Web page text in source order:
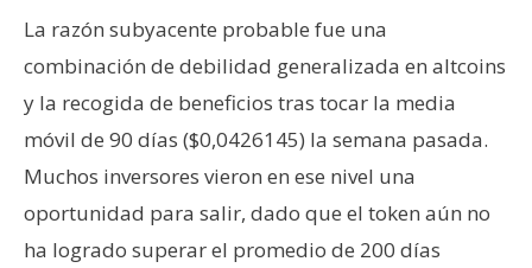
La razón subyacente probable fue una
combinación de debilidad generalizada en altcoins
y la recogida de beneficios tras tocar la media
móvil de 90 días ($0,0426145) la semana pasada.
Muchos inversores vieron en ese nivel una
oportunidad para salir, dado que el token aún no
ha logrado superar el promedio de 200 días